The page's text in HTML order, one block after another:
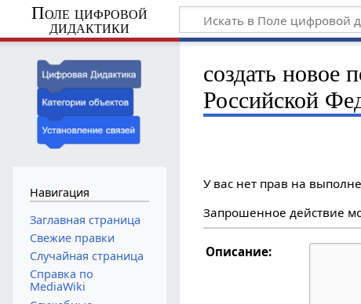
Поле цифровой
дидактики
создать новое
Российской
У вас нет прав на
Запрошенное действие
Описание:
Навигация
Заглавная страница
Свежие правки
Случайная страница
Справка по
MediaWiki